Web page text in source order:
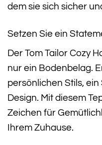
dem sie sich sicher
Setzen Sie ein
Der Tom Tailor Cozy
nur ein Bodenbelag.
persönlichen Stils,
Design. Mit diesem
Zeichen für
Ihrem Zuhause.